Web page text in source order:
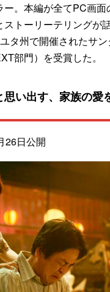
ー。本編が全てPC画面
ストーリーテリングが
タ州で開催されたサ
部門）を受賞した。
い出す、家族の愛
26日公開